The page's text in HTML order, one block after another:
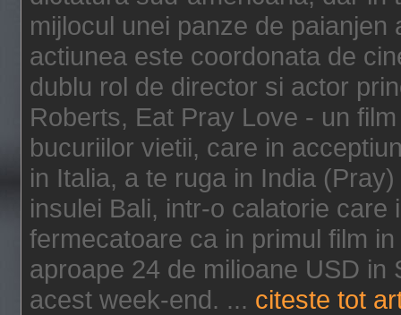
mijlocul unei panze de
actiunea este coordonata de
dublu rol de director si actor
Roberts, Eat Pray Love - un
bucuriilor vietii, care in
in Italia, a te ruga in India
insulei Bali, intr-o calatorie
fermecatoare ca in primul film
aproape 24 de milioane USD in
acest week-end. ... citeste tot